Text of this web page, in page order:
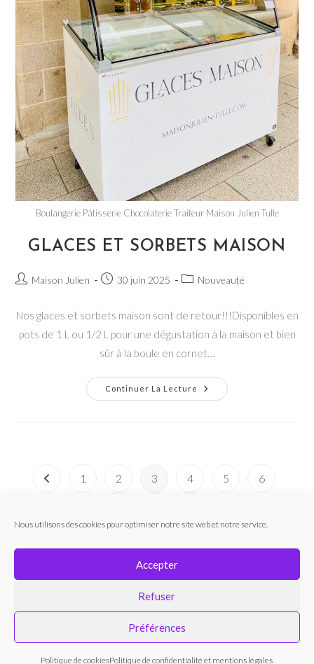
Nous utilisons des cookies pour optimiser notre site web et notre service.
Accepter
Refuser
Préférences
Politique de cookiesPolitique de confidentialité et mentions légales
Boulangerie Pâtisserie Chocolaterie Traiteur Maison Julien Tulle
GLACES ET SORBETS MAISON
Auteur/autrice
publication :
Maison Julien
Publication
30 juin 2025
PostNouveauté
Nos glaces et sorbets maison sont de retour!!!Disponibles en
pots de 1 L ou 1/2 L pour une dégustation à la maison et bien
sûr à la boule en cornet…
Continuer La Lecture
GLACES
ET
Go to the previous page
1 2 3 4 5 6
INSTAGRAM
CONTACT
ACCUEIL
RÉSERVÉS